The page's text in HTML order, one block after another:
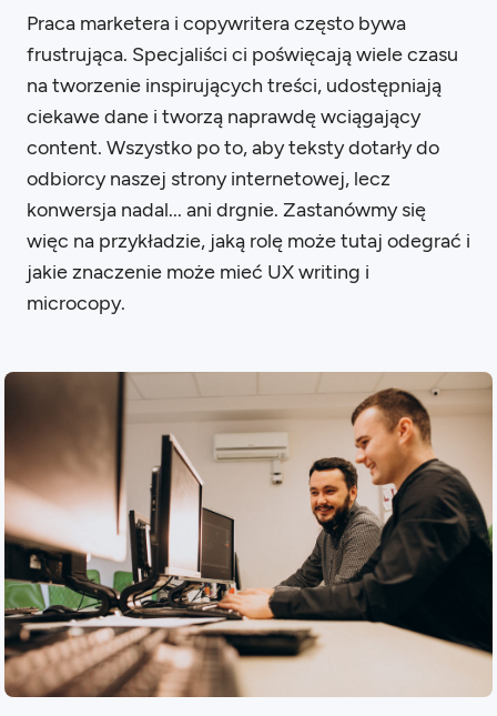
Praca marketera i copywritera często bywa
frustrująca. Specjaliści ci poświęcają wiele czasu
na tworzenie inspirujących treści, udostępniają
ciekawe dane i tworzą naprawdę wciągający
content. Wszystko po to, aby teksty dotarły do
odbiorcy naszej strony internetowej, lecz
konwersja nadal... ani drgnie. Zastanówmy się
więc na przykładzie, jaką rolę może tutaj odegrać i
jakie znaczenie może mieć UX writing i
microcopy.